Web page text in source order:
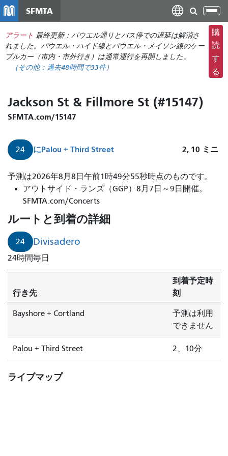
ン
コ
ン
に
SFMTA
ナ
ビ
ゲ
ー
シ
ョ
え
アラート 最終更新：パウエル通りとバス停での遅延は解消さ
れました。パウエル・ハイド線とパウエル・メイソン線のケー
ブルカー（市内・市外行き）は通常運行を再開しました。
（その他：過去48時間で33件）
購
読
す
る
Jackson St & Fillmore St (#15147)
SFMTA.com/15147
24 にPalou + Third Street 2, 10 ミニ
24
番
ィ
ビ
サ
デ
ロ
は
分
で
着
し
ま
す。
予測は2026年8月8日午前1時49分55秒時点のものです。
アウトサイド・ランズ（GGP）8月7日～9日開催。
SFMTA.com/Concerts
ルートと到着の詳細
24 Divisadero
24時間毎日
行き先
到着予定時
刻
Bayshore + Cortland
予測は利用
できません
Palou + Third Street 2、10分
ライブマップ